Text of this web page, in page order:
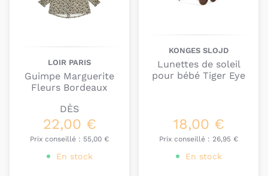
petit que vous voulez gâter.
LOIR PARIS
Guimpe Marguerite
Fleurs Bordeaux
DÈS
22,00 €
Prix conseillé : 55,00 €
En stock
KONGES SLOJD
Lunettes de soleil
pour bébé Tiger Eye
18,00 €
Prix conseillé : 26,95 €
En stock